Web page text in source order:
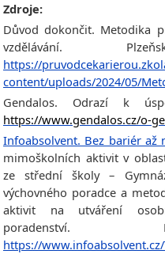
Zdroje:
Důvod dokončit. Metodika
vzdělávání.
https://
content/uploads/2024/05/
Gendalos. Odrazí k
https://www.gendalos.cz/o-
Infoabsolvent. Bez bariér až
mimoškolních aktivit v
ze střední školy –
výchovného poradce a
aktivit na utváření
poradenství.
https://